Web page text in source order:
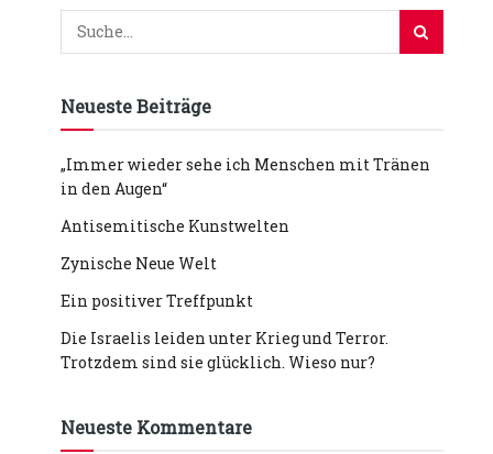
Neueste Beiträge
„Immer wieder sehe ich Menschen mit Tränen
in den Augen“
Antisemitische Kunstwelten
Zynische Neue Welt
Ein positiver Treffpunkt
Die Israelis leiden unter Krieg und Terror.
Trotzdem sind sie glücklich. Wieso nur?
Neueste Kommentare